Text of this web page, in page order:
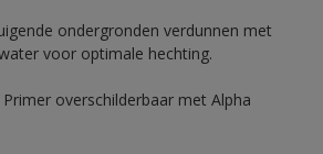
ondergronden verdunnen met
voor optimale hechting.
overschilderbaar met Alpha